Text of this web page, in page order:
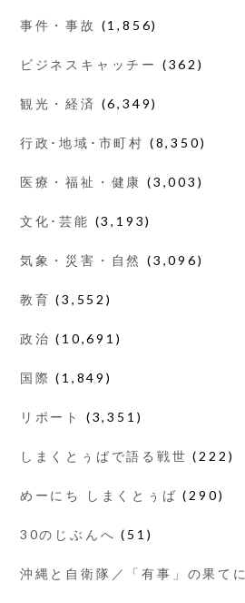
事件・事故 (1,856)
ビジネスキャッチー (362)
観光・経済 (6,349)
行政･地域･市町村 (8,350)
医療・福祉・健康 (3,003)
文化･芸能 (3,193)
気象・災害・自然 (3,096)
教育 (3,552)
政治 (10,691)
国際 (1,849)
リポート (3,351)
しまくとぅばで語る戦世 (222)
めーにち しまくとぅば (290)
30のじぶんへ (51)
沖縄と自衛隊／「有事」の果てに